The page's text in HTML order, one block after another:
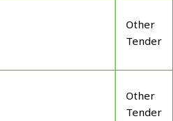
Other
Tender
Other
Tender